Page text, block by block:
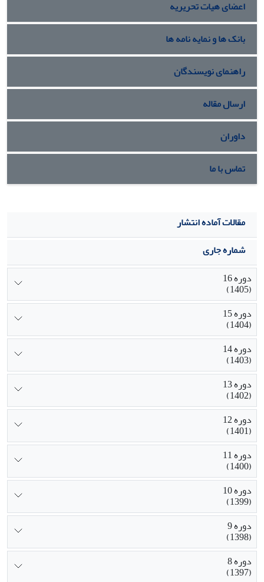
اعضای هیات تحریریه
بانک ها و نمایه نامه ها
راهنمای نویسندگان
ارسال مقاله
داوران
تماس با ما
مقالات آماده انتشار
شماره جاری
دوره 16
(1405)
دوره 15
(1404)
دوره 14
(1403)
دوره 13
(1402)
دوره 12
(1401)
دوره 11
(1400)
دوره 10
(1399)
دوره 9
(1398)
دوره 8
(1397)